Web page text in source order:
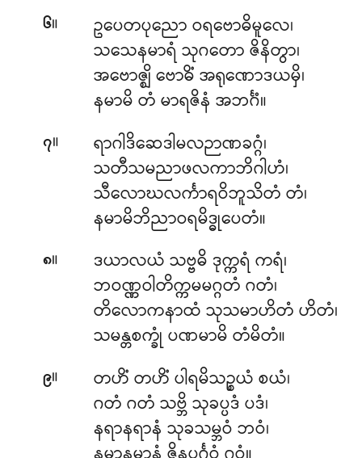
၆။ ဥပေတပုညောဝရဗောဓိမူလေ၊
သသေနမာရံ သုဂတော ဇိနိတွာ၊
အဗောဇ္ဈိ ဗောဓိံ အရုဏောဒယမှိ၊
နမာမိ တံ မာရဇိနံ အဘင်္ဂံ။
၇။
ရာဂါဒိဆေဒါမလဉာဏခဂ္ဂံ၊
သတီသမညာဖလကာဘိဂါဟံ၊
သီလောဃလင်္ကာရဝိဘူသိတံ တံ၊
နမာမိဘိညာဝရမိဒ္ဓုပေတံ။
၈။
ဒယာလယံ သဗ္ဗဓိ ဒုက္ကရံ ကရံ၊
ဘဝဏ္ဏဝါတိက္ကမမဂ္ဂတံ ဂတံ၊
တိလောကနာထံ သုသမာဟိတံ ဟိတံ၊
သမန္တစက္ခုံ ပဏမာမိ တံမိတံ။
၉။
တဟိံ တဟိံ ပါရမိသဉ္စယံ စယံ၊
ဂတံ ဂတံ သဗ္ဘိ သုခပ္ပဒံ ပဒံ၊
နရာနရာနံ သုခသမ္ဘဝံ ဘဝံ၊